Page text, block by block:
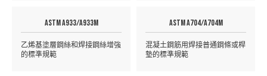
ASTM A933/A933M
乙烯基塗層鋼絲和焊接鋼絲增強
的標準規範
ASTM A704/A704M
混凝土鋼筋用焊接普通鋼條或桿
墊的標準規範